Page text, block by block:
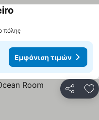
πόλης
Εμφάνιση τιμών